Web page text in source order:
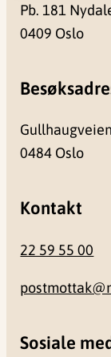
Pb. 181
0409 Oslo
0484 Oslo
Kontakt
22 59 55 00
Sosiale